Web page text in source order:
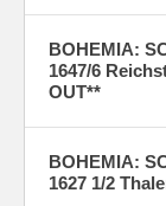
BOHEMIA:
1647/6
OUT**
BOHEMIA:
1627 1/2